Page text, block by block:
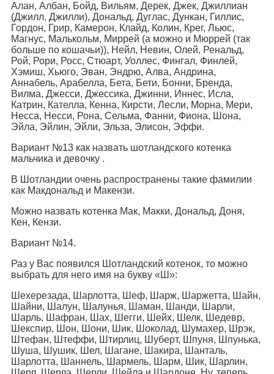
Алан, Албан, Бойд, Вильям, Дерек, Джек, Джиллиан
(Джилл, Джилли), Дональд, Дуглас, Дункан, Гиллис,
Гордон, Грир, Камерон, Клайд, Колин, Крег, Льюс,
Магнус, Малькольм, Миррей (а можно и Мюррей (так
больше по кошачьи)), Нейл, Невин, Олей, Ренальд,
Рой, Рори, Росс, Стюарт, Уоллес, Фингал, Финлей,
Хэмиш, Хьюго, Эван, Эндрю, Алва, Андрина,
Аннабель, Арабелла, Бета, Бети, Бонни, Бренда,
Вилма, Джесси, Джессика, Джинни, Иннес, Исла,
Катрин, Кателла, Кенна, Кирсти, Лесли, Морна, Мери,
Несса, Несси, Рона, Сельма, Фанни, Фиона, Шона,
Эйла, Эйлин, Эйли, Эльза, Элисон, Эффи.
Вариант №13 как назвать шотландского котенка
мальчика и девочку .
В Шотландии очень распространены такие фамилии
как Макдональд и Макензи.
Можно назвать котенка Мак, Макки, Дональд, Доня,
Кен, Кензи.
Вариант №14.
Раз у Вас появился Шотландский котенок, то можно
выбрать для него имя на букву «Ш»:
Шехерезада, Шарлотта, Шеф, Шарж, Шаржетта, Шайн,
Шайни, Шалун, Шалунья, Шаман, Шанди, Шарли,
Шарль, Шафран, Шах, Шегги, Шейх, Шелк, Шедевр,
Шекспир, Шон, Шони, Шик, Шоколад, Шумахер, Шрэк,
Штефан, Штеффи, Штирлиц, Шуберт, Шпуня, Шпунька,
Шуша, Шушик, Шел, Шагане, Шакира, Шанталь,
Шарлотта, Шаннель, Шармель, Шарм, Шик, Шарлин,